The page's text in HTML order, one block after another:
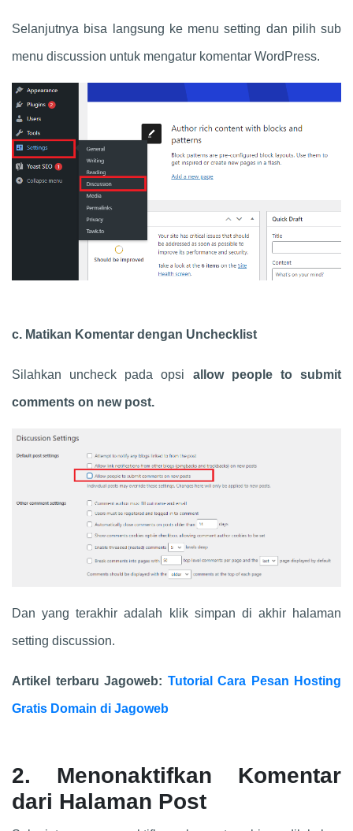
Selanjutnya bisa langsung ke menu setting dan pilih sub
menu discussion untuk mengatur komentar WordPress.
c. Matikan Komentar dengan Unchecklist
Silahkan uncheck pada opsi allow people to submit
comments on new post.
Dan yang terakhir adalah klik simpan di akhir halaman
setting discussion.
Artikel terbaru Jagoweb: Tutorial Cara Pesan Hosting
Gratis Domain di Jagoweb
2. Menonaktifkan Komentar
dari Halaman Post